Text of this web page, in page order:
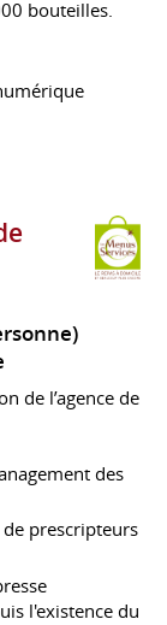
bouteilles.
de l’agence de
des
prescripteurs
l'existence du